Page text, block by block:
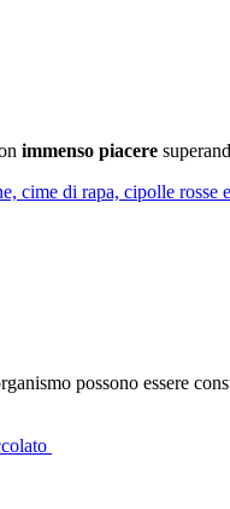
immenso piacere
cime di rapa, cipolle rosse
possono essere